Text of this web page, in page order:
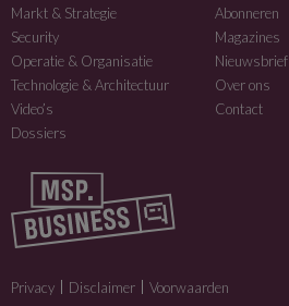
Markt & Strategie
Security
Operatie & Organisatie
Technologie & Architectuur
Video’s
Dossiers
Abonneren
Magazines
Nieuwsbrief
Over ons
Contact
Privacy Disclaimer Voorwaarden